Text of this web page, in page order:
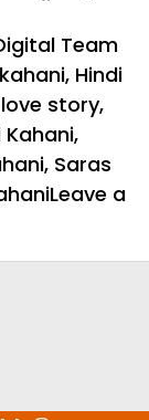
Team
, Hindi
love story,
Kahani,
, Saras
Leave a